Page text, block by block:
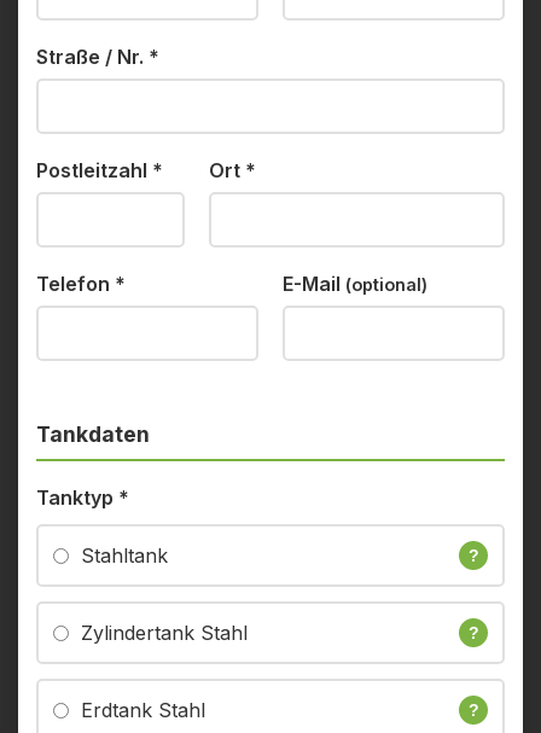
Straße / Nr. *
Postleitzahl * Ort *
Telefon * E-Mail (optional)
Tankdaten
Tanktyp *
Stahltank ?
Zylindertank Stahl ?
Erdtank Stahl ?